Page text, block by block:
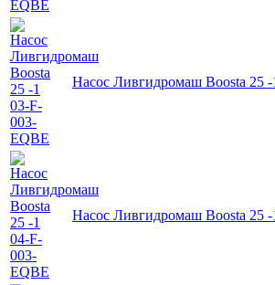
Насос Ливгидромаш Boosta 25
Насос Ливгидромаш Boosta 25